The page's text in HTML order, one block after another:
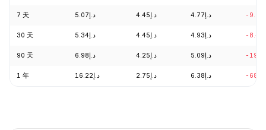
7 天 د.إ5.07 د.إ4.45 د.إ4.77 -
30 天 د.إ5.34 د.إ4.45 د.إ4.93 -
90 天 د.إ6.98 د.إ4.25 د.إ5.09 -
1 年 د.إ16.22 د.إ2.75 د.إ6.38 -